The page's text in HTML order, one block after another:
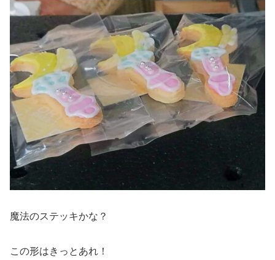
魔法のステッキかな？
この形はきっとあれ！